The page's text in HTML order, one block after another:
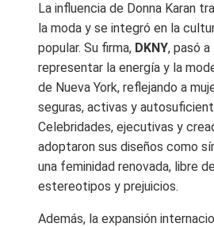
La influencia de Donna Karan
la moda y se integró en la
popular. Su firma, DKNY, pasó a
representar la energía y la
de Nueva York, reflejando a
seguras, activas y
Celebridades, ejecutivas y
adoptaron sus diseños como
una feminidad renovada, libre de
estereotipos y prejuicios.
Además, la expansión